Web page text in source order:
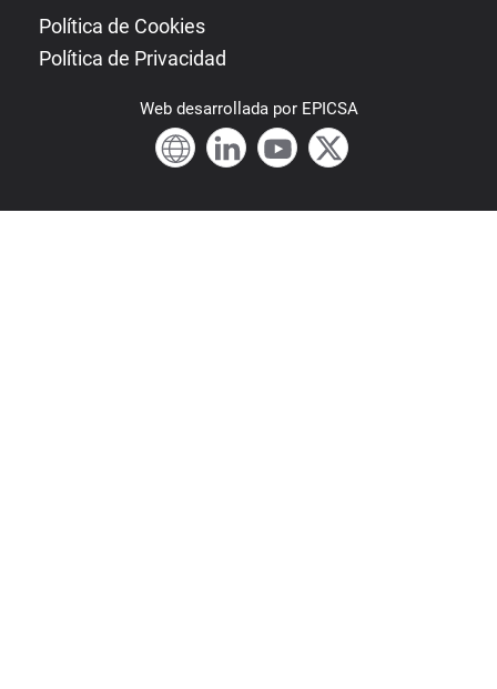
Política de Cookies
Política de Privacidad
Webdesarrollada por EPICSA